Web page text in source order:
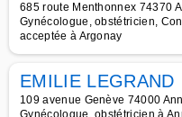
685 route Menthonnex 74370
Gynécologue, obstétricien,
acceptée à Argonay
EMILIE LEGRAND
109 avenue Genève 74000
Gynécologue, obstétricien à